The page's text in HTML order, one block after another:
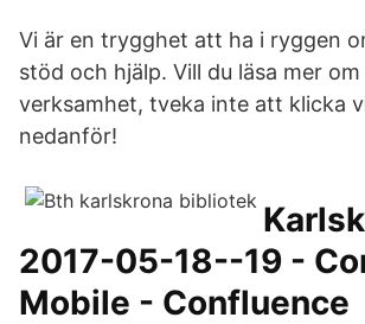
Vi är en trygghet att ha i ryggen
stöd och hjälp. Vill du läsa mer
verksamhet, tveka inte att klicka
nedanför!
2017-05-18--19 -
Mobile - Confluence